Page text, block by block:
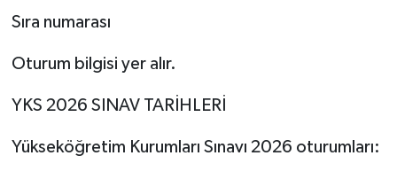
Sıra numarası
Oturum bilgisi yer alır.
YKS 2026 SINAV TARİHLERİ
Yükseköğretim Kurumları Sınavı 2026 oturumları: